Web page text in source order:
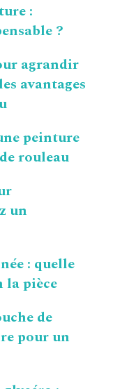
:
?
agrandir
avantages
peinture
rouleau
un
: quelle
pièce
de
pour un